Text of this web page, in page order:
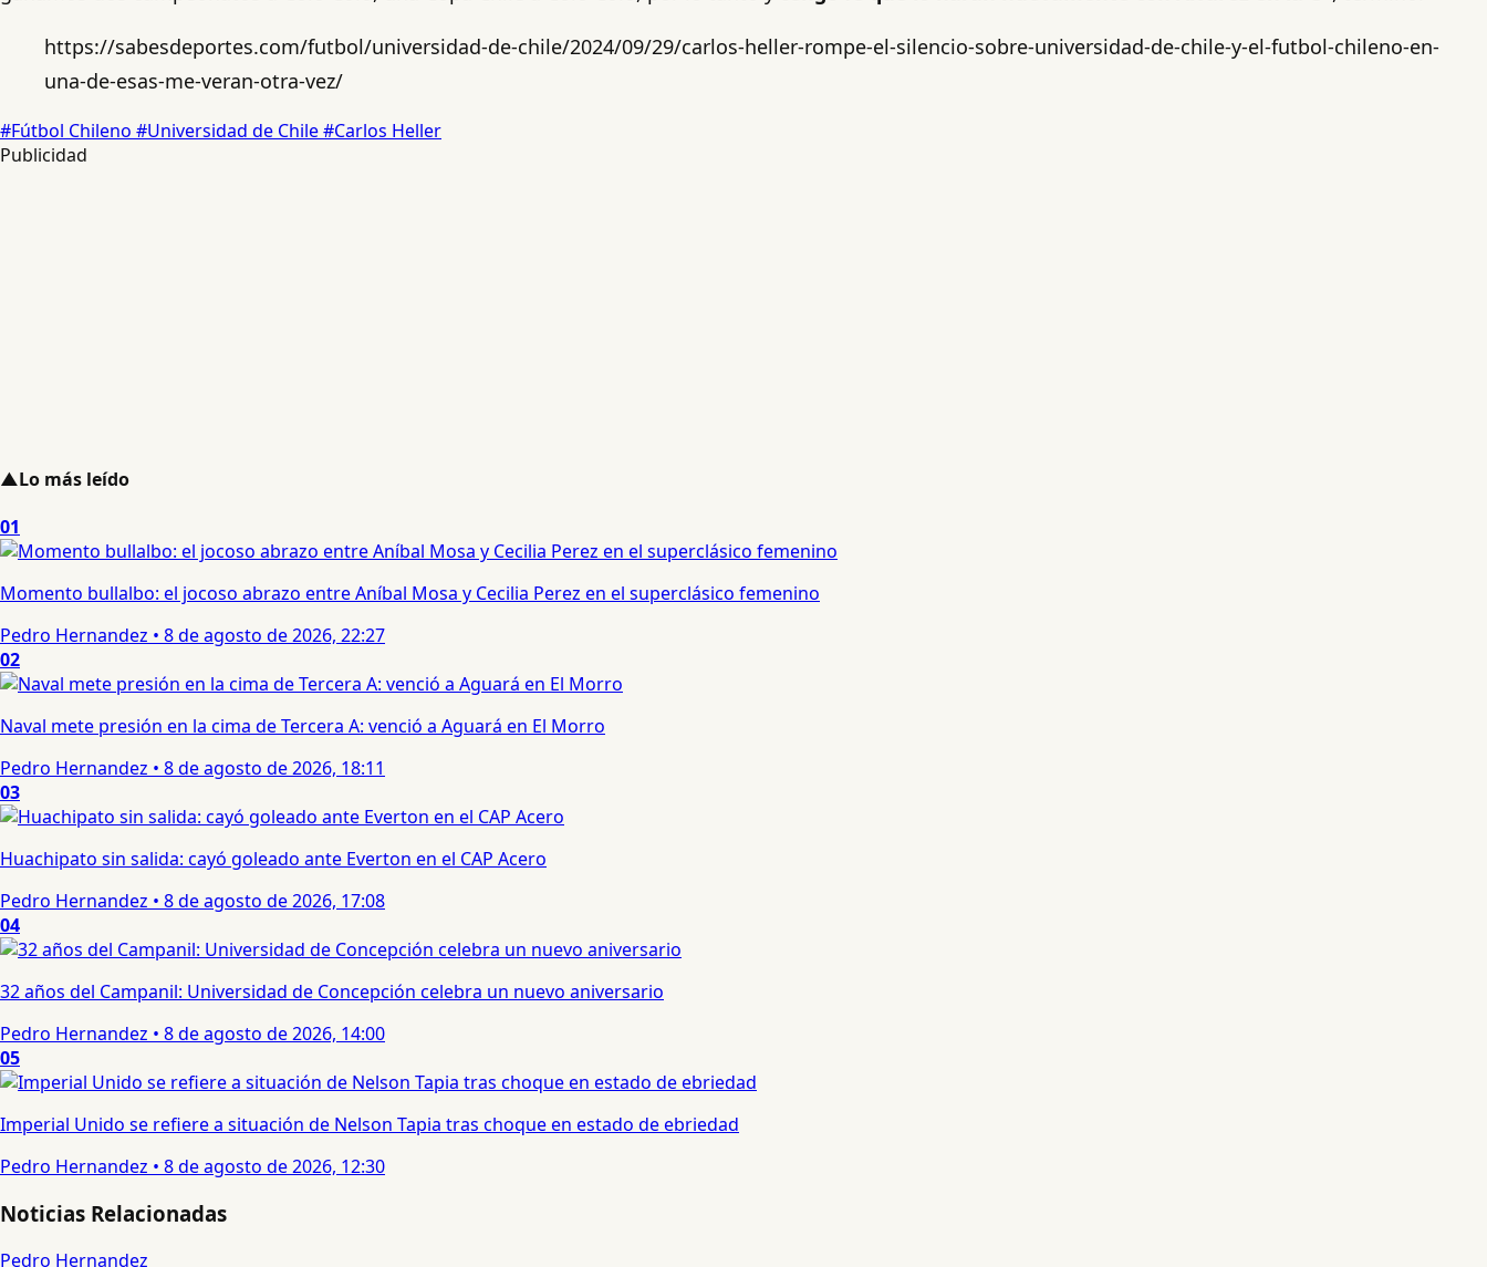
https://sabesdeportes.com/futbol/universidad-de-chile/2024/09/29/carlos-heller-rompe-el-silencio-sobre-universidad-de-chile-y-el-futbol-chileno-en-
una-de-esas-me-veran-otra-vez/
#Fútbol Chileno #Universidad de Chile#Carlos Heller
Publicidad
▲Lo más leído
01
Momento bullalbo: el jocoso abrazo entre Aníbal Mosa y Cecilia Perez en el superclásico femenino
Pedro Hernandez • 8 de agosto de 2026, 22:27
02
Naval mete presión en la cima de Tercera A: venció a Aguará en El Morro
Pedro Hernandez • 8 de agosto de 2026, 18:11
03
Huachipato sin salida: cayó goleado ante Everton en el CAP Acero
Pedro Hernandez • 8 de agosto de 2026, 17:08
04
32 años del Campanil: Universidad de Concepción celebra un nuevo aniversario
Pedro Hernandez • 8 de agosto de 2026, 14:00
05
Imperial Unido se refiere a situación de Nelson Tapia tras choque en estado de ebriedad
Pedro Hernandez • 8 de agosto de 2026, 12:30
Noticias Relacionadas
Pedro Hernandez